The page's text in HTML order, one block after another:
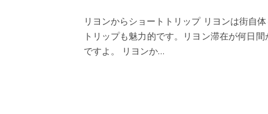
リヨンからショートトリップ リヨンは街自
トリップも魅力的です。リヨン滞在が何日
ですよ。 リヨンか…